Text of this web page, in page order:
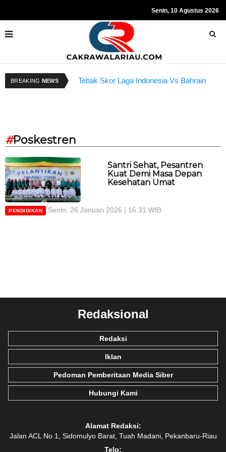
Senin, 10 Agustus 2026
BREAKING NEWS Tebak Skor Laga Indonesia Vs Bahrain
Kapolda Riau dan Istri Bantu Ringankan
#Poskestren
Santri Sehat, Pesantren
Kuat Demi Masa Depan
Kesehatan Umat
PENDIDIKAN Senin, 26 Januari 2026 | 16:31 WIB
Redaksional
Redaksi
Iklan
Pedoman Pemberitaan Media Siber
Hubungi Kami
Alamat Redaksi:
Jalan ACL No 1, Sidomulyo Barat, Tuah Madani, Pekanbaru-Riau
Telp: